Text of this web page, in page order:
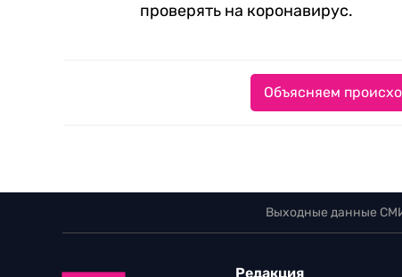
проверять на коронавирус.
Объясняем
Выходные данные
Редакция